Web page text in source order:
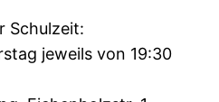
Schulzeit:
jeweils von 19:30